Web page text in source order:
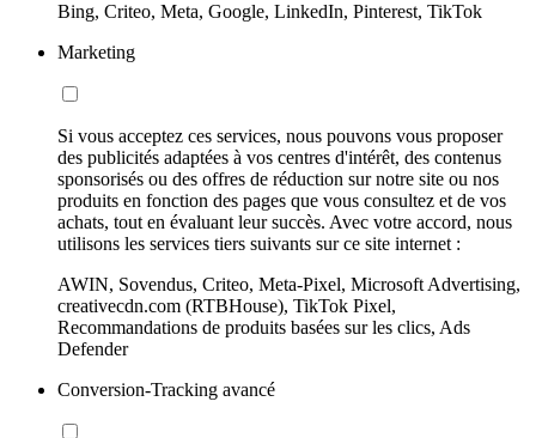
Bing, Criteo, Meta, Google, LinkedIn, Pinterest, TikTok
Marketing
Si vous acceptez ces services, nous pouvons vous proposer
des publicités adaptées à vos centres d'intérêt, des contenus
sponsorisés ou des offres de réduction sur notre site ou nos
produits en fonction des pages que vous consultez et de vos
achats, tout en évaluant leur succès. Avec votre accord, nous
utilisons les services tiers suivants sur ce site internet :
AWIN, Sovendus, Criteo, Meta-Pixel, Microsoft Advertising,
creativecdn.com (RTBHouse), TikTok Pixel,
Recommandations de produits basées sur les clics, Ads
Defender
Conversion-Tracking avancé